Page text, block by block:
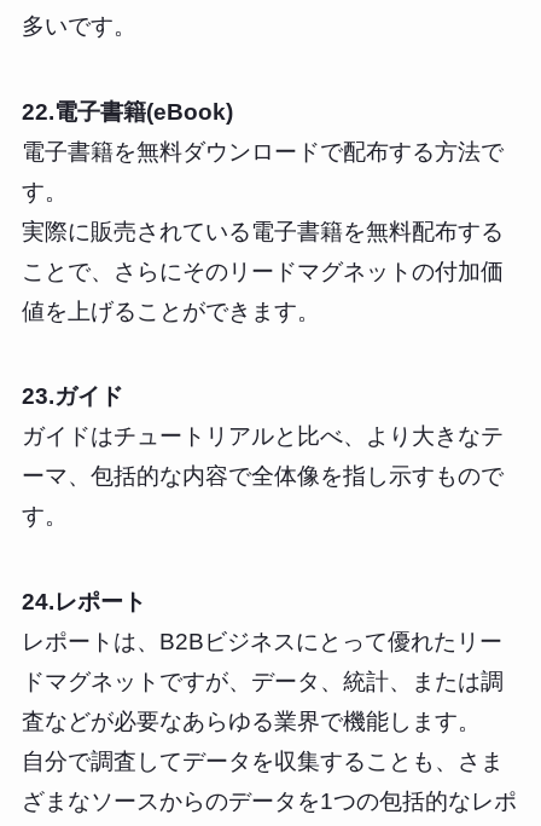
多いです。
22.電子書籍(eBook)
電子書籍を無料ダウンロードで配布する方法で
す。
実際に販売されている電子書籍を無料配布する
ことで、さらにそのリードマグネットの付加価
値を上げることができます。
23.ガイド
ガイドはチュートリアルと比べ、より大きなテ
ーマ、包括的な内容で全体像を指し示すもので
す。
24.レポート
レポートは、B2Bビジネスにとって優れたリー
ドマグネットですが、データ、統計、または調
査などが必要なあらゆる業界で機能します。
自分で調査してデータを収集することも、さま
ざまなソースからのデータを1つの包括的なレポ